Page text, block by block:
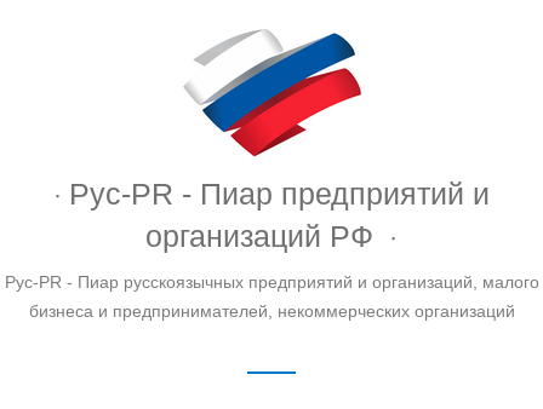
Рус-PR - Пиар предприятий и
организаций РФ
Рус-PR - Пиар русскоязычных предприятий и организаций, малого
бизнеса и предпринимателей, некоммерческих организаций